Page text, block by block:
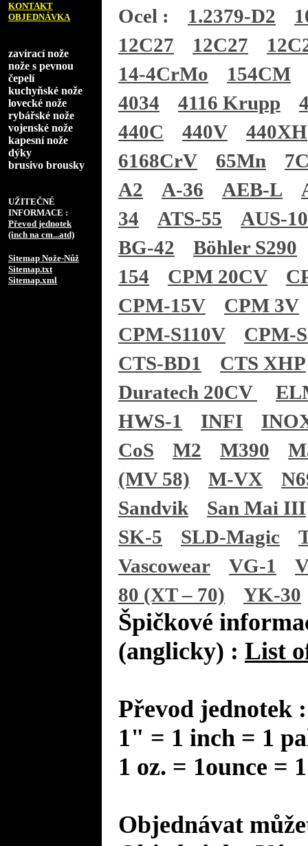
KONTAKT
OBJEDNÁVKA
zavírací nože
nože s pevnou
čepelí
kuchyňské nože
lovecké nože
rybářské nože
vojenské nože
kapesní nože
dýky
brusivo brousky
UŽITEČNÉ
INFORMACE :
Převod jednotek
(inch na cm...atd)
Sitemap Nože-Nůž
Sitemap.txt
Sitemap.xml
Ocel : 1.2379-D2
12C27
12C27
14-4CrMo
154CM
4034
4116 Krupp
440C
440V
440XH
6168CrV
65Mn
A2
A-36 AEB-L
34
ATS-55
AUS-
BG-42
Böhler S290
154
CPM 20CV
CPM-15V
CPM 3V
CPM-S110V
CPM-
CTS-BD1
CTS XHP
Duratech 20CV
HWS-1
INFI
CoS
M2 M390
(MV 58)
M-VX
Sandvik
San Mai III
SK-5
SLD-Magic
Vascowear
VG-1
80 (XT – 70)
YK-30
Špičkové
(anglicky) : List
Převod jednotek :
1" = 1 inch = 1
1 oz. = 1ounce =
Objednávat